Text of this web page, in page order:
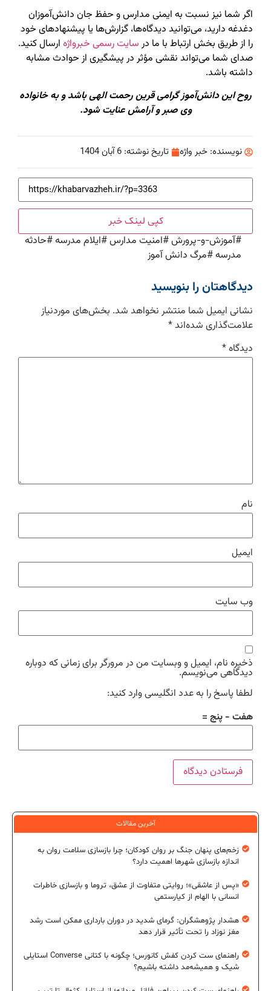
اگر شما نیز نسبت به ایمنی مدارس و حفظ جان دانش‌آموزان
دغدغه دارید، می‌توانید دیدگاه‌ها، گزارش‌ها یا پیشنهادهای خود
را از طریق بخش ارتباط با ما در سایت رسمی خبرواژه ارسال کنید.
صدای شما می‌تواند نقشی مؤثر در پیشگیری از حوادث مشابه
داشته باشد.
روح این دانش‌آموز گرامی قرین رحمت الهی باشد و به خانواده
وی صبر و آرامش عنایت شود.
نویسنده: خبر واژه تاریخ نوشته: 6 آبان 1404
کپی لینک خبر
#آموزش-و-پرورش#امنیت مدارس#ایلام مدرسه#حادثه
مدرسه#مرگ دانش آموز
دیدگاهتان را بنویسید
نشانی ایمیل شما منتشر نخواهد شد. بخش‌های موردنیاز
علامت‌گذاری شده‌اند*
دیدگاه*
نام
ایمیل
وب‌ سایت
ذخیره نام، ایمیل و وبسایت من در مرورگر برای زمانی که دوباره
دیدگاهی می‌نویسم.
لطفا پاسخ را به عدد انگلیسی وارد کنید:
هفت − پنج =
آخرین مقالات
زخم‌های پنهان جنگ بر روان کودکان؛ چرا بازسازی سلامت روان به
اندازه بازسازی شهرها اهمیت دارد؟
«پس از عاشقی»؛ روایتی متفاوت از عشق، تروما و بازسازی خاطرات
انسانی با الهام از کیارستمی
هشدار پژوهشگران: گرمای شدید در دوران بارداری ممکن است رشد
مغز نوزاد را تحت تأثیر قرار دهد
راهنمای ست کردن کفش کانورس؛ چگونه با کتانی Converse استایلی
شیک و همیشه‌مد داشته باشیم؟